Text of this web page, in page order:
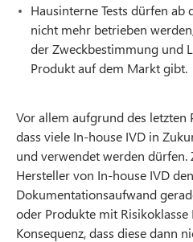
Hausinterne Tests dürfen ab
nicht mehr betrieben
der Zweckbestimmung und
Produkt auf dem Markt gibt.
Vor allem aufgrund des letzten
dass viele In-house IVD in
und verwendet werden dürfen.
Hersteller von In-house IVD
Dokumentationsaufwand
oder Produkte mit Risikoklasse
Konsequenz, dass diese dann